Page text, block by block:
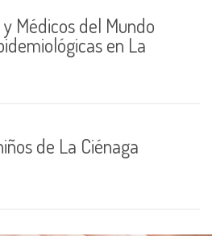
Médicos del Mundo
en La
de La Ciénaga